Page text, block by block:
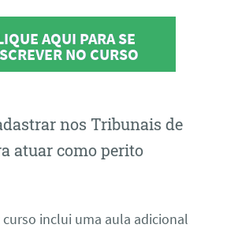
AQUI PARA SE
NO CURSO
nos Tribunais de
atuar como perito
inclui uma aula adicional